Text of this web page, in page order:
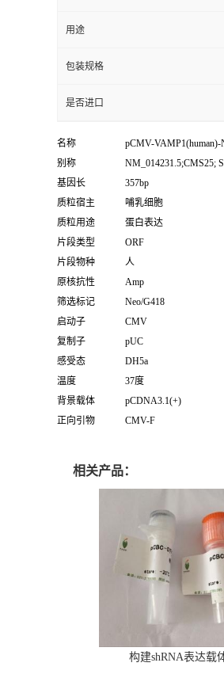
用途
包装规格
是否进口
名称
pCMV-VAMP1(human)-
别称
NM_014231.5;CMS25;
基因长
357bp
质粒宿主
哺乳细胞
质粒用途
蛋白表达
片段类型
ORF
片段物种
人
原核抗性
Amp
筛选标记
Neo/G418
启动子
CMV
复制子
pUC
感受态
DH5a
温度
37度
背景载体
pCDNA3.1(+)
正向引物
CMV-F
相关产品：
构建shRNA表达载